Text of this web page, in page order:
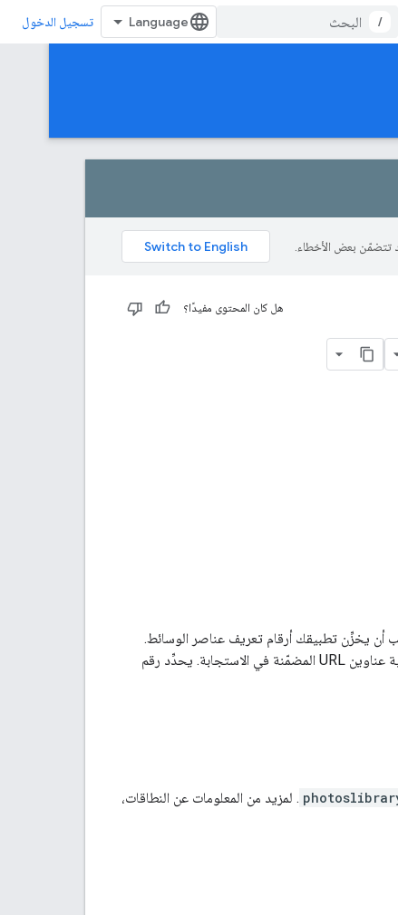
/ تسجيل الدخول
هل كان المحتوى مفيدًا؟
أن يخزِّن تطبيقك أرقام تعريف عناصر الوسائط.
ويعود السبب في ذلك إلى أنّه قد يتغيّر محتوى عناصر الوسائط، وبعد مرور فترة معيّنة، تنتهي صلاحية عناوين URL المضمّنة في الاستجابة. يحدِّد رقم
. لمزيد من المعلومات عن النطاقات،